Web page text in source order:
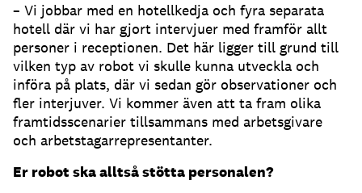
– Vi jobbar med en hotellkedja och fyra separata
hotell där vi har gjort intervjuer med framför allt
personer i receptionen. Det här ligger till grund till
vilken typ av robot vi skulle kunna utveckla och
införa på plats, där vi sedan gör observationer och
fler interjuver. Vi kommer även att ta fram olika
framtidsscenarier tillsammans med arbetsgivare
och arbetstagarrepresentanter.
Er robot ska alltså stötta personalen?